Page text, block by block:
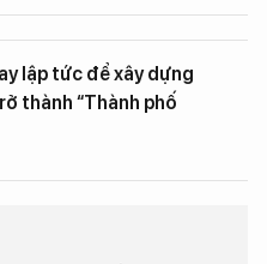
lập tức để xây dựng
thành “Thành phố